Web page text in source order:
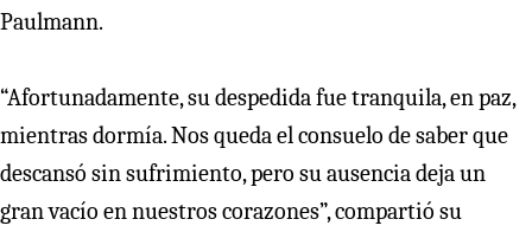
Paulmann.
“Afortunadamente, su despedida fue tranquila, en paz,
mientras dormía. Nos queda el consuelo de saber que
descansó sin sufrimiento, pero su ausencia deja un
gran vacío en nuestros corazones”, compartió su